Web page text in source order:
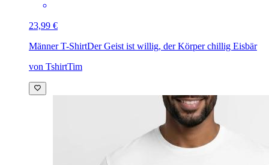
23,99 €
Männer T-ShirtDer Geist ist willig, der Körper chillig Eisbär
von TshirtTim